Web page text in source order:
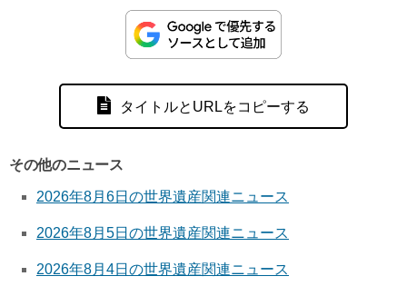
タイトルとURLをコピーする
その他のニュース
2026年8月6日の世界遺産関連ニュース
2026年8月5日の世界遺産関連ニュース
2026年8月4日の世界遺産関連ニュース